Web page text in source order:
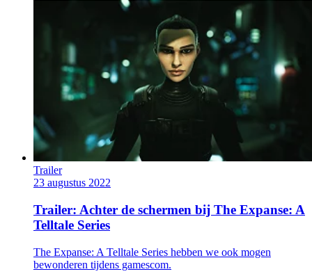
Trailer
23 augustus 2022
Trailer: Achter de schermen bij The Expanse: A
Telltale Series
The Expanse: A Telltale Series hebben we ook mogen
bewonderen tijdens gamescom.